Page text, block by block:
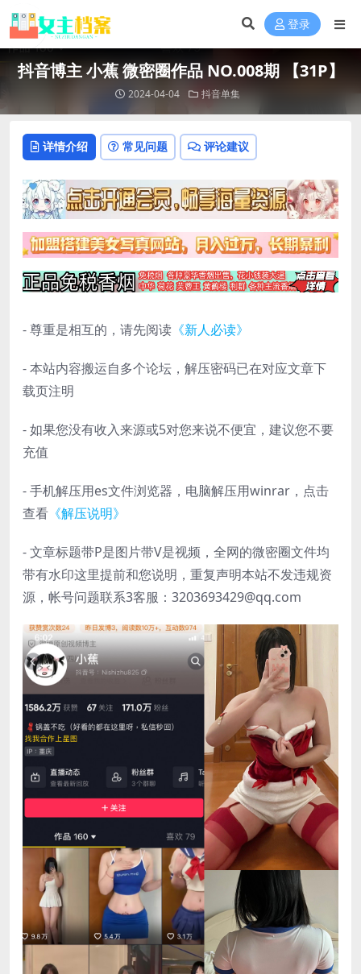
登录
抖音博主 小蕉 微密圈作品 NO.008期 【31P】
2024-04-04 抖音单集
详情介绍 常见问题 评论建议
- 尊重是相互的，请先阅读 《新人必读》
- 本站内容搬运自多个论坛，解压密码已在对应文章下
载页注明
- 如果您没有收入来源或5对您来说不便宜，建议您不要
充值
- 手机解压用es文件浏览器，电脑解压用winrar，点击
查看 《解压说明》
- 文章标题带P是图片带V是视频，全网的微密圈文件均
带有水印这里提前和您说明，重复声明本站不发违规资
源，帐号问题联系3客服：3203693429@qq.com